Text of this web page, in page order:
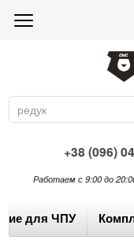
+38 (096)
Работаем с 9:00 до
для ЧПУ